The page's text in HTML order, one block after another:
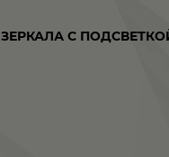
ЗЕРКАЛА С